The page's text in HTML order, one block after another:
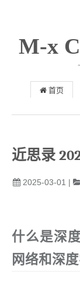
M-x
首页
近思录
2025-03-01 |
什么是深
网络和深